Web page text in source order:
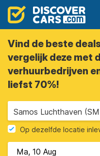
Vind de beste
vergelijk deze met
verhuurbedrijven
liefst 70%!
Samos Luchthaven
Op dezelfde locatie